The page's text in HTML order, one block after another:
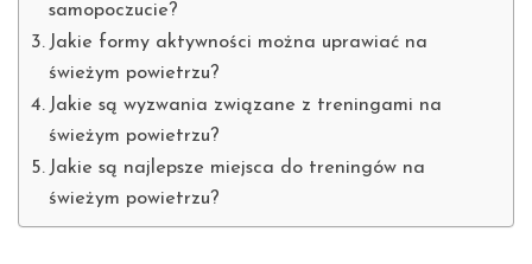
samopoczucie?
Jakie formy aktywności można uprawiać na
świeżym powietrzu?
Jakie są wyzwania związane z treningami na
świeżym powietrzu?
Jakie są najlepsze miejsca do treningów na
świeżym powietrzu?